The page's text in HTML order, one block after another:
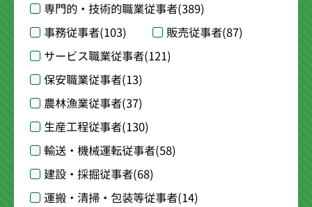
専門的・技術的職業従事者(389)
事務従事者(103) 販売従事者(87)
サービス職業従事者(121)
保安職業従事者(13)
農林漁業従事者(37)
生産工程従事者(130)
輸送・機械運転従事者(58)
建設・採掘従事者(68)
運搬・清掃・包装等従事者(14)